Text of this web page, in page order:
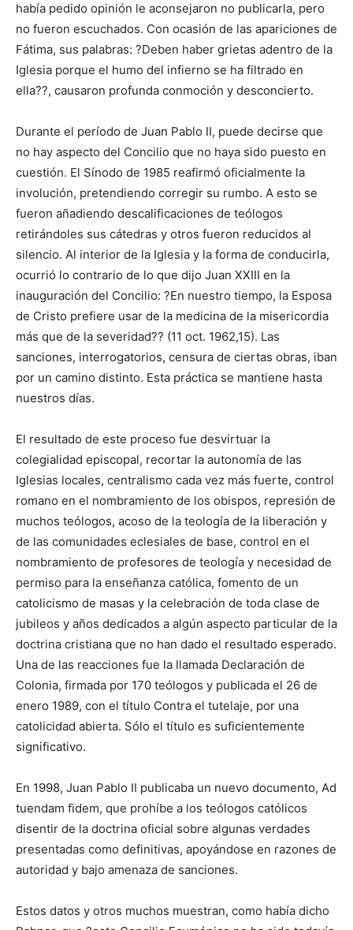
había pedido opinión le aconsejaron no publicarla, pero
no fueron escuchados. Con ocasión de las apariciones de
Fátima, sus palabras: ?Deben haber grietas adentro de la
Iglesia porque el humo del infierno se ha filtrado en
ella??, causaron profunda conmoción y desconcierto.
Durante el período de Juan Pablo II, puede decirse que
no hay aspecto del Concilio que no haya sido puesto en
cuestión. El Sínodo de 1985 reafirmó oficialmente la
involución, pretendiendo corregir su rumbo. A esto se
fueron añadiendo descalificaciones de teólogos
retirándoles sus cátedras y otros fueron reducidos al
silencio. Al interior de la Iglesia y la forma de conducirla,
ocurrió lo contrario de lo que dijo Juan XXIII en la
inauguración del Concilio: ?En nuestro tiempo, la Esposa
de Cristo prefiere usar de la medicina de la misericordia
más que de la severidad?? (11 oct. 1962,15). Las
sanciones, interrogatorios, censura de ciertas obras, iban
por un camino distinto. Esta práctica se mantiene hasta
nuestros días.
El resultado de este proceso fue desvirtuar la
colegialidad episcopal, recortar la autonomía de las
Iglesias locales, centralismo cada vez más fuerte, control
romano en el nombramiento de los obispos, represión de
muchos teólogos, acoso de la teología de la liberación y
de las comunidades ecle­siales de base, control en el
nombramiento de profesores de teología y necesidad de
permiso para la enseñanza católica, fomento de un
catolicismo de masas y la celebración de toda clase de
jubileos y años dedicados a algún aspecto particular de la
doctrina cristiana que no han dado el resultado esperado.
Una de las reacciones fue la llamada Declaración de
Colonia, firmada por 170 teólogos y publicada el 26 de
enero 1989, con el título Contra el tutelaje, por una
catolicidad abierta. Sólo el título es suficientemente
significativo.
En 1998, Juan Pablo II publicaba un nuevo documento, Ad
tuendam fidem, que prohíbe a los teólogos católicos
disentir de la doctrina oficial sobre algunas verdades
presentadas como definitivas, apoyándose en razones de
autoridad y bajo amenaza de sanciones.
Estos datos y otros muchos muestran, como había dicho